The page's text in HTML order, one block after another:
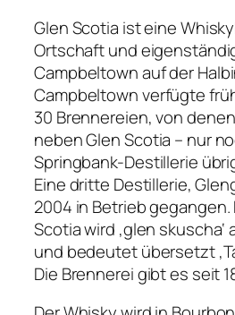
Glen Scotia ist eine
Ortschaft und
Campbeltown auf der
Campbeltown verfügte
30 Brennereien, von
neben Glen Scotia – nur
Springbank-Destillerie
Eine dritte Destillerie,
2004 in Betrieb gegangen.
Scotia wird ‚glen
und bedeutet übersetzt
Die Brennerei gibt es seit